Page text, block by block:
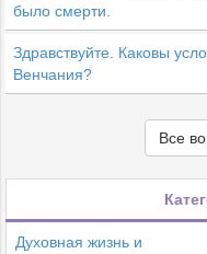
было смерти.
Здравствуйте. Каковы
Венчания?
Все
Духовная жизнь и